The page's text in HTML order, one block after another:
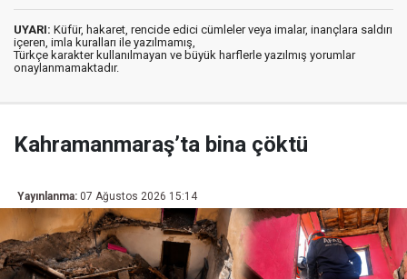
UYARI: Küfür, hakaret, rencide edici cümleler veya imalar, inançlara saldırı
içeren, imla kuralları ile yazılmamış,
Türkçe karakter kullanılmayan ve büyük harflerle yazılmış yorumlar
onaylanmamaktadır.
Kahramanmaraş’ta bina çöktü
Yayınlanma: 07 Ağustos 2026 15:14